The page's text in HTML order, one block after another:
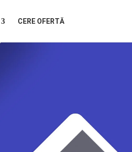
CERE OFERTĂ